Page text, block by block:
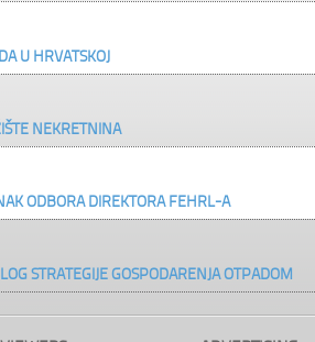
U HRVATSKOJ
NEKRETNINA
ODBORA DIREKTORA FEHRL-A
STRATEGIJE GOSPODARENJA OTPADOM